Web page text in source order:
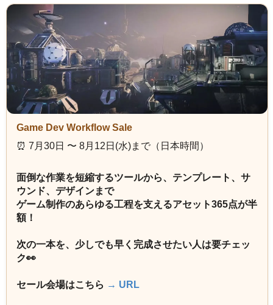
Game Dev Workflow Sale
⏰️ 7月30日 〜 8月12日(水)まで（日本時間）
面倒な作業を短縮するツールから、テンプレート、サ
ウンド、デザインまで
ゲーム制作のあらゆる工程を支えるアセット365点が半
額！
次の一本を、少しでも早く完成させたい人は要チェッ
ク👀
セール会場はこちら → URL